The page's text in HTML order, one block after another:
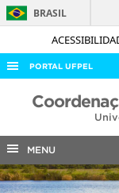
BRASIL
PORTAL UFPEL
ACESSO À
COBALTO
CONCURSOS
MENU